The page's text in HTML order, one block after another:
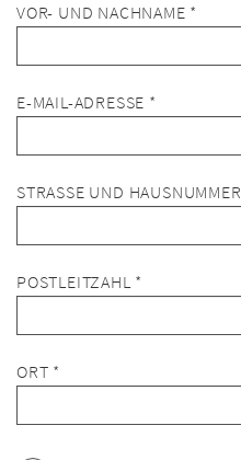
VOR- UND NACHNAME *
E-MAIL-ADRESSE *
STRASSE UND HAUSNUMMER *
POSTLEITZAHL *
ORT *